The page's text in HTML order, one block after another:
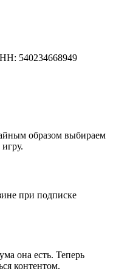
540234668949
образом выбираем
при подписке
она есть. Теперь
контентом.